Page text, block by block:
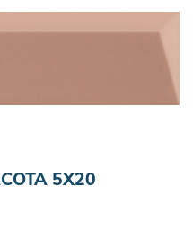
5X20